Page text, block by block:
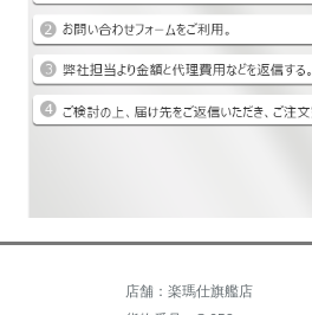
店舗：楽瑪仕旗艦店